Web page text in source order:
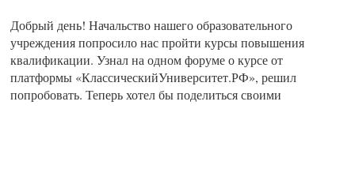
Добрый день! Начальство нашего образовательного
учреждения попросило нас пройти курсы повышения
квалификации. Узнал на одном форуме о курсе от
платформы «КлассическийУниверситет.РФ», решил
попробовать. Теперь хотел бы поделиться своими